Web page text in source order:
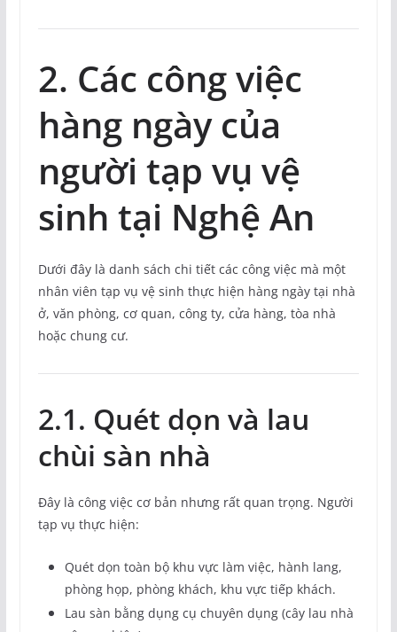
2. Các công việc
hàng ngày của
người tạp vụ vệ
sinh tại Nghệ An
Dưới đây là danh sách chi tiết các công việc mà một
nhân viên tạp vụ vệ sinh thực hiện hàng ngày tại nhà
ở, văn phòng, cơ quan, công ty, cửa hàng, tòa nhà
hoặc chung cư.
2.1. Quét dọn và lau
chùi sàn nhà
Đây là công việc cơ bản nhưng rất quan trọng. Người
tạp vụ thực hiện:
Quét dọn toàn bộ khu vực làm việc, hành lang,
phòng họp, phòng khách, khu vực tiếp khách.
Lau sàn bằng dụng cụ chuyên dụng (cây lau nhà